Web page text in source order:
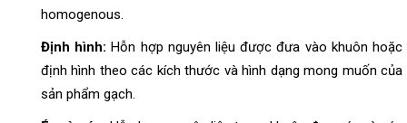
homogenous.
Định hình: Hỗn hợp nguyên liệu được đưa vào khuôn hoặc
định hình theo các kích thước và hình dạng mong muốn của
sản phẩm gạch.